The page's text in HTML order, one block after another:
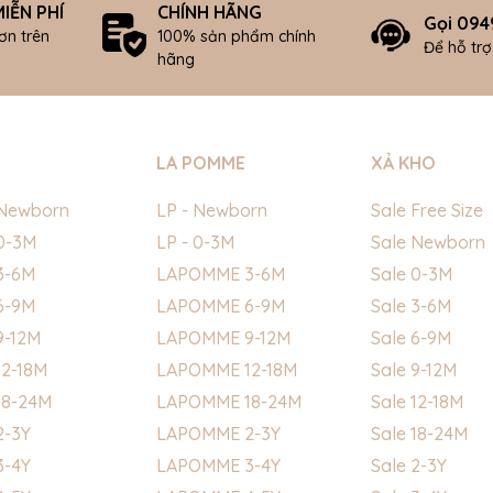
PHÍ
trên
CHÍNH HÃNG
100% sản phẩm chính
hãng
Gọi
Để hỗ
3M
6M
9M
12M
18M
24M
3Y
4Y
LA POMME
LP - Newborn
LP - 0-3M
LAPOMME 3-6M
LAPOMME 6-9M
LAPOMME 9-12M
LAPOMME 12-18M
LAPOMME 18-24M
LAPOMME 2-3Y
LAPOMME 3-4Y
XẢ KHO
Sale Free Size
Sale Newborn
Sale 0-3M
Sale 3-6M
Sale 6-9M
Sale 9-12M
Sale 12-18M
Sale 18-24M
Sale 2-3Y